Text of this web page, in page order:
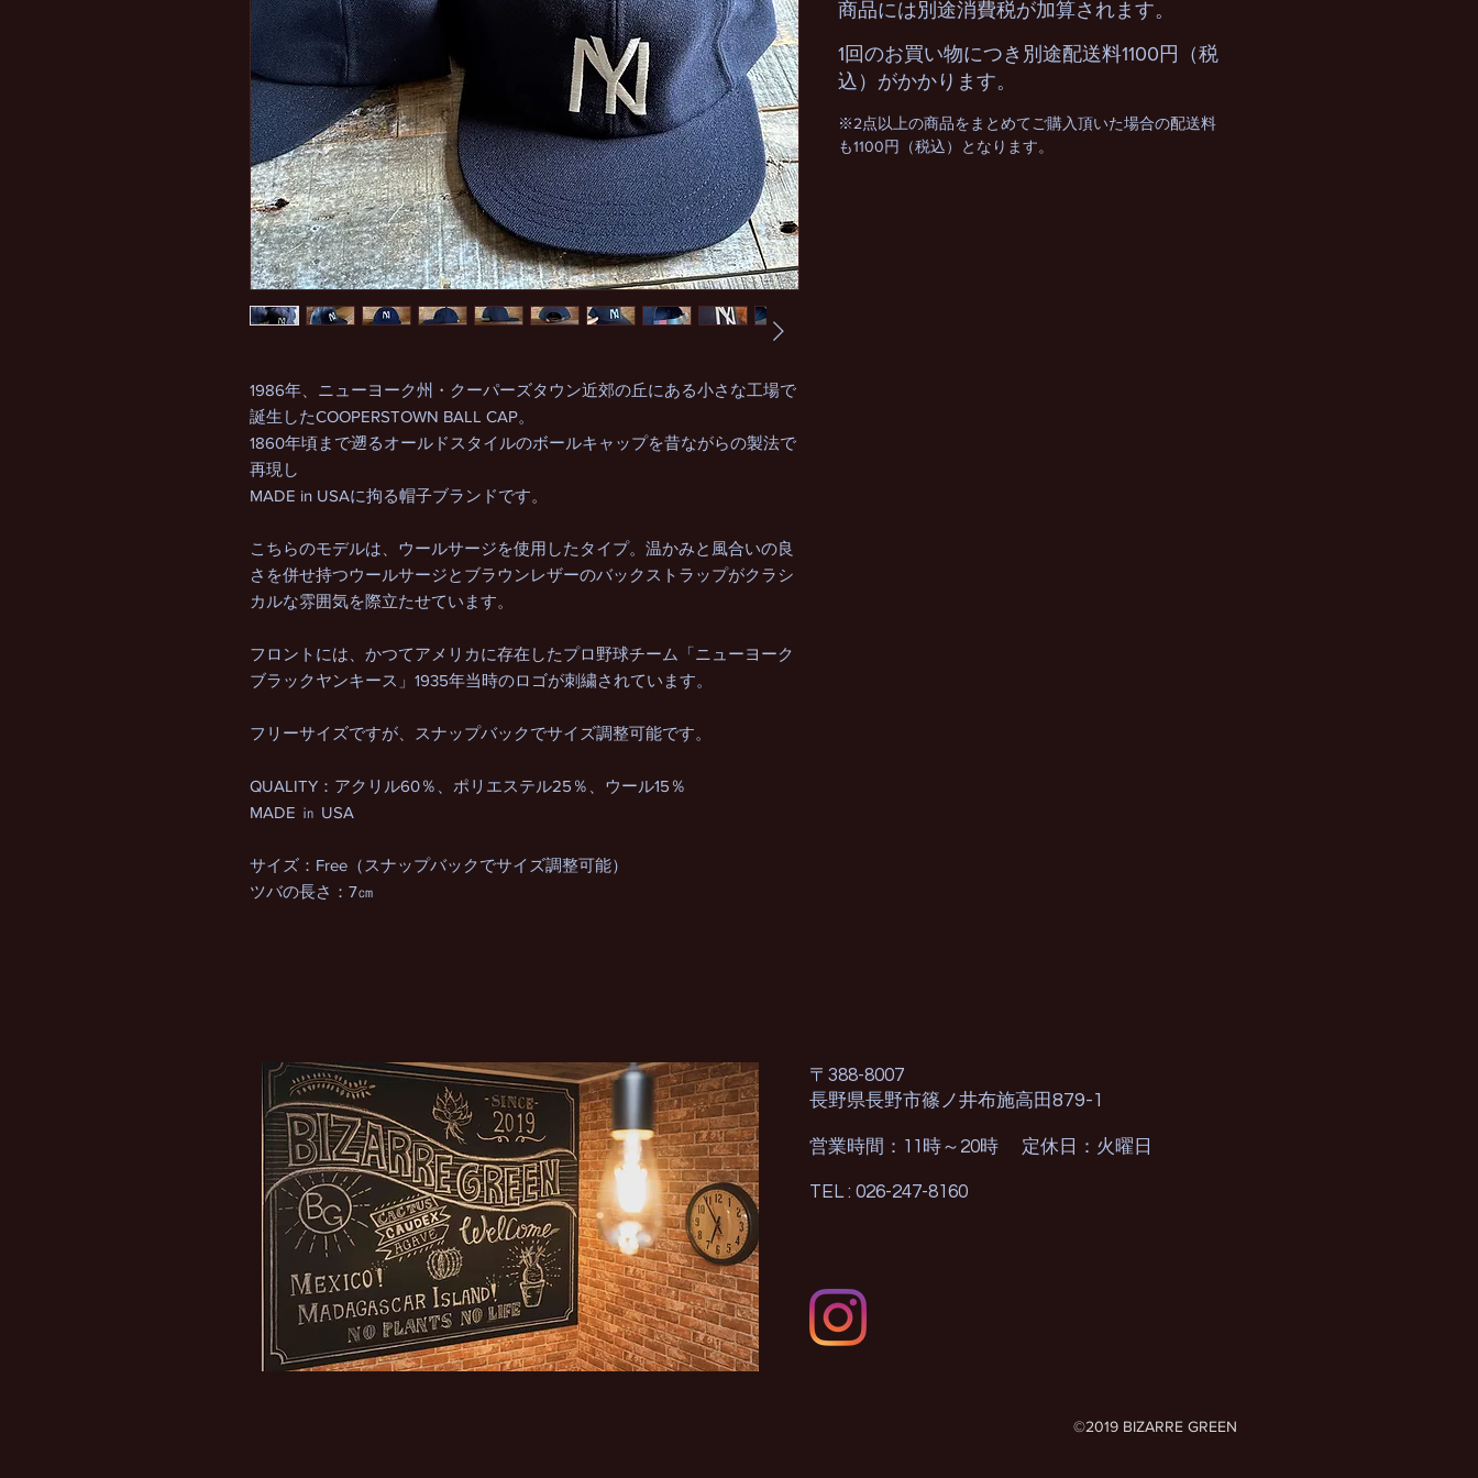
1986年、ニューヨーク州・クーパーズタウン近郊の丘にある小さな工場で
誕生したCOOPERSTOWN BALL CAP。
1860年頃まで遡るオールドスタイルのボールキャップを昔ながらの製法で
再現し
MADE in USAに拘る帽子ブランドです。
こちらのモデルは、ウールサージを使用したタイプ。温かみと風合いの良
さを併せ持つウールサージとブラウンレザーのバックストラップがクラシ
カルな雰囲気を際立たせています。
フロントには、かつてアメリカに存在したプロ野球チーム「ニューヨーク
ブラックヤンキース」1935年当時のロゴが刺繍されています。
フリーサイズですが、スナップバックでサイズ調整可能です。
QUALITY：アクリル60％、ポリエステル25％、ウール15％
MADE ㏌ USA
サイズ：Free（スナップバックでサイズ調整可能）
ツバの長さ：7㎝
商品には別途消費税が加算されます。
1回のお買い物につき別途配送料1100円（税
込）がかかります。
※2点以上の商品をまとめてご購入頂いた場合の配送料
も1100円（税込）となります。
〒388-8007
長野県長野市篠ノ井布施高田 879-1
営業時間：11時～20時 定休日：火曜日
TEL : 026-247-8160
©2019 BIZARRE GREEN